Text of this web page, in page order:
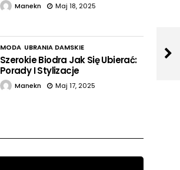
Manekn Maj 18, 2025
MODA UBRANIA DAMSKIE
Szerokie Biodra Jak Się Ubierać:
Porady I Stylizacje
Manekn Maj 17, 2025